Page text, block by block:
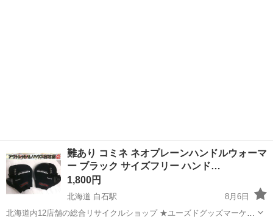
難あり コミネ ネオプレーンハンドルウォーマ
ー ブラック サイズフリー ハンド…
1,800円
北海道 白石駅
8月6日
北海道内12店舗の総合リサイクルショップ ★ユーズドグッズマーケッ